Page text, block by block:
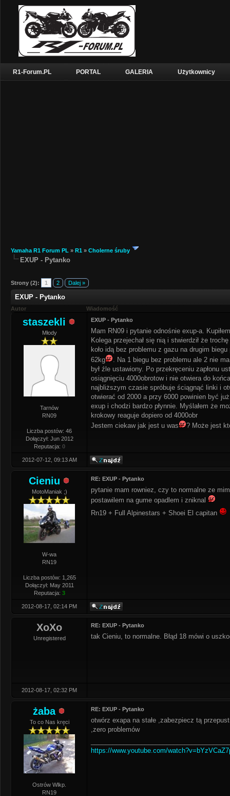
R1-Forum.PL PORTAL GALERIA Użytkownicy
Yamaha R1 Forum PL » R1 » Cholerne śruby
EXUP - Pytanko
Strony (2): 1 2 Dalej »
EXUP - Pytanko
Autor Wiadomość
staszekli
Młody
Tarnów
RN09
Liczba postów: 46
Dołączył: Jun 2012
Reputacja: 0
EXUP - Pytanko
Mam RN09 i pytanie odnośnie exup-a.
Kolega przejechał się nią i stwierdził że
koło idą bez problemu z gazu na drugim
62kg
. Na 1 biegu bez problemu ale 2 nie
był źle ustawiony. Po przekręceniu zapłonu
osiągnięciu 4000obrotow i nie otwiera do
najbliższym czasie spróbuje ściągnąć linki i
otwierać od 2000 a przy 6000 powinien być
exup i chodzi bardzo płynnie. Myślałem że
krokowy reaguje dopiero od 4000obr
Jestem ciekaw jak jest u was
? Może jest
2012-07-12, 09:13 AM
Cieniu
MotoManiak ;)
W-wa
RN19
Liczba postów: 1,265
Dołączył: May 2011
Reputacja: 3
RE: EXUP - Pytanko
pytanie mam rowniez, czy to normalne ze
postawilem na gume opadlem i zniknal
Rn19 + Full Alpinestars + Shoei El capitan
2012-08-17, 02:14 PM
XoXo
Unregistered
RE: EXUP - Pytanko
tak Cieniu, to normalne. Błąd 18 mówi o
2012-08-17, 02:32 PM
żaba
To co Nas kręci
Ostrów Wlkp.
RN19
RE: EXUP - Pytanko
otwórz exapa na stałe ,zabezpiecz tą
,zero problemów
https://www.youtube.com/